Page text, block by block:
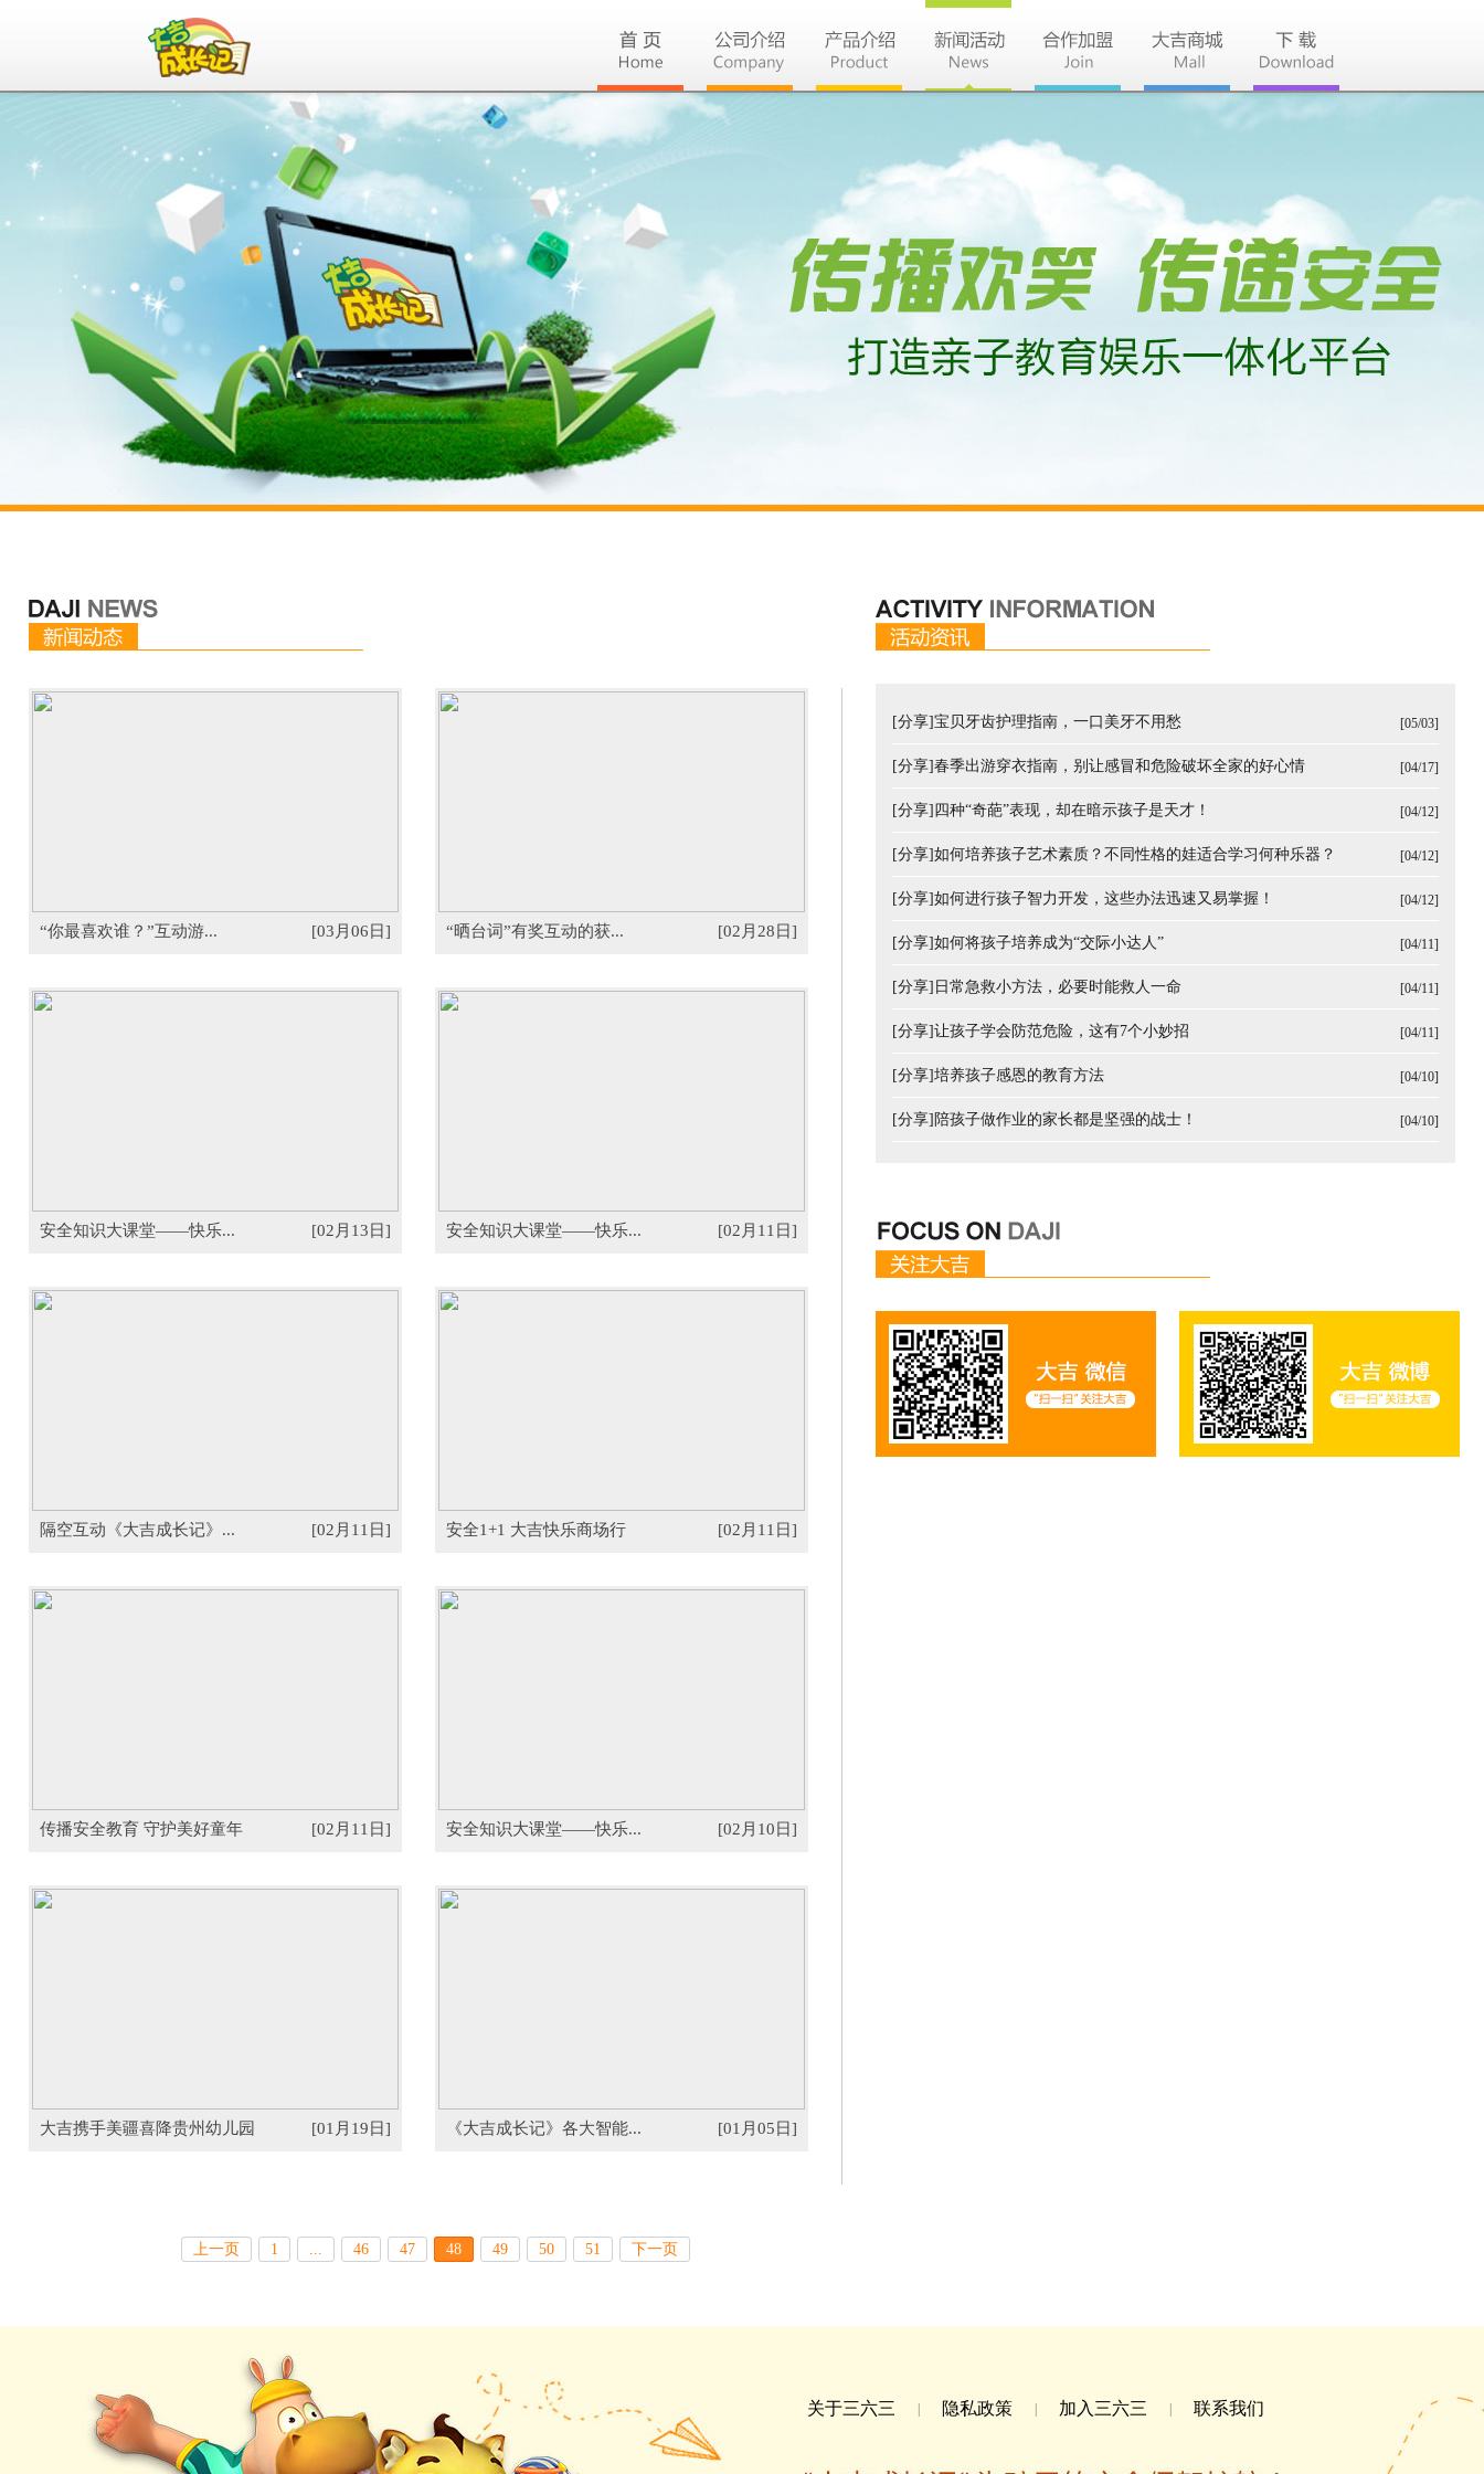
“你最喜欢谁？”互动游... [03月06日] “晒台词”有奖互动的获... [02月28日]
安全知识大课堂——快乐... [02月13日] 安全知识大课堂——快乐... [02月11日]
隔空互动《大吉成长记》... [02月11日] 安全1+1 大吉快乐商场行 [02月11日]
传播安全教育 守护美好童年 [02月11日] 安全知识大课堂——快乐... [02月10日]
大吉携手美疆喜降贵州幼儿园 [01月19日] 《大吉成长记》各大智能... [01月05日]
上一页 1 ... 46 47 48 49 50 51 下一页
[分享]宝贝牙齿护理指南，一口美牙不用愁 [05/03]
[分享]春季出游穿衣指南，别让感冒和危险破坏全家的好心情 [04/17]
[分享]四种“奇葩”表现，却在暗示孩子是天才！ [04/12]
[分享]如何培养孩子艺术素质？不同性格的娃适合学习何种乐器？ [04/12]
[分享]如何进行孩子智力开发，这些办法迅速又易掌握！ [04/12]
[分享]如何将孩子培养成为“交际小达人” [04/11]
[分享]日常急救小方法，必要时能救人一命 [04/11]
[分享]让孩子学会防范危险，这有7个小妙招 [04/11]
[分享]培养孩子感恩的教育方法 [04/10]
[分享]陪孩子做作业的家长都是坚强的战士！ [04/10]
关于三六三 隐私政策 加入三六三 联系我们